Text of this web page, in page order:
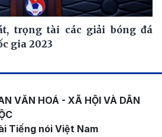
trọng tài các giải bóng đá
gia 2023
VĂN HOÁ - XÃ HỘI VÀ DÂN
Tiếng nói Việt Nam